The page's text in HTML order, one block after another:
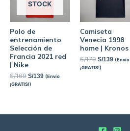
STOCK
Polo de
entrenamiento
Selección de
Francia 2021 red
| Nike
S/169 S/139 (Envío
¡GRATIS!)
Camiseta
Venecia 1998
home | Kronos
S/179 S/139 (Envío
¡GRATIS!)